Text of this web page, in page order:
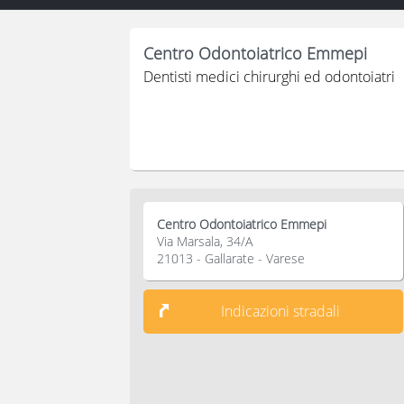
Centro Odontoiatrico Emmepi
Dentisti medici chirurghi ed odontoiatri
Centro Odontoiatrico Emmepi
Via Marsala, 34/A
21013 - Gallarate - Varese
Indicazioni stradali